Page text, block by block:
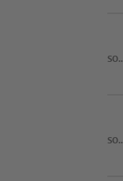
SO..
SO..